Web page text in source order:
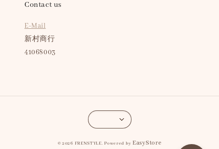
Contact us
E-Mail
新村商行
41068003
© 2026 FRENSTYLE. Powered by EasyStore